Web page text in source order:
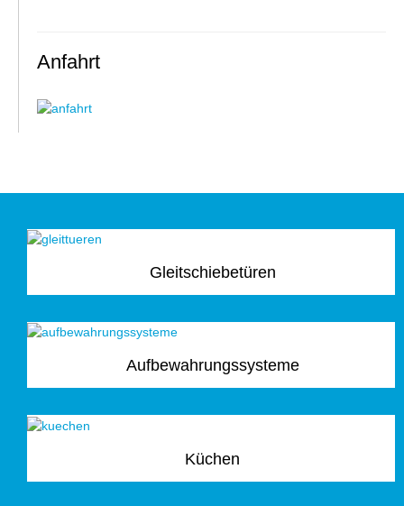
Anfahrt
Gleitschiebetüren
Aufbewahrungssysteme
Küchen